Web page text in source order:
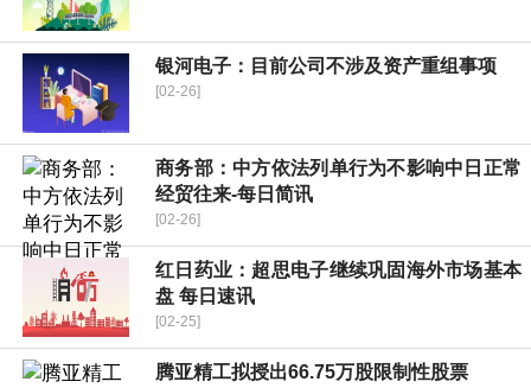
银河电子：目前公司不涉及资产重组事项
[02-26]
商务部：中方依法列单行为不影响中日正常
经贸往来-每日简讯
[02-26]
红日药业：超思电子继续巩固海外市场基本
盘 每日速讯
[02-25]
腾亚精工拟授出66.75万股限制性股票